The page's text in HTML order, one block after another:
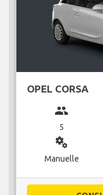
OPEL CORSA
group
5
miscellaneous_services
Manuelle